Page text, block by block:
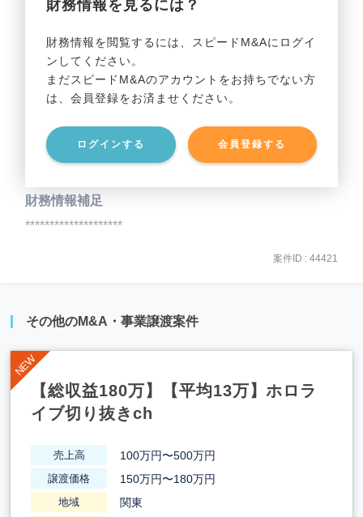
財務情報を見るには？
財務情報を閲覧するには、スピードM&Aにログイ
ンしてください。
まだスピードM&Aのアカウントをお持ちでない方
は、会員登録をお済ませください。
ログインする 会員登録する
事業利益 ********************
貸借対照表（B/S）
事業資産 ********************
事業負債 ********************
財務情報補足
********************
案件ID : 44421
その他のM&A・事業譲渡案件
【総収益180万】【平均13万】ホロラ
イブ切り抜きch
売上高 100万円〜500万円
譲渡価格 150万円〜180万円
地域 関東